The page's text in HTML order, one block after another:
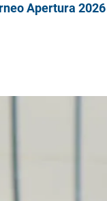
Apertura 2026